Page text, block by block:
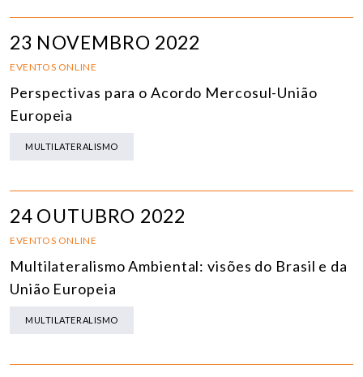
23 NOVEMBRO 2022
EVENTOS ONLINE
Perspectivas para o Acordo Mercosul-União
Europeia
MULTILATERALISMO
24 OUTUBRO 2022
EVENTOS ONLINE
Multilateralismo Ambiental: visões do Brasil e da
União Europeia
MULTILATERALISMO